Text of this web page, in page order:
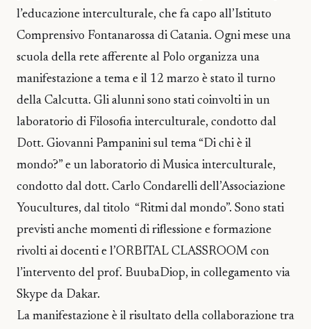
l’educazione interculturale, che fa capo all’Istituto
Comprensivo Fontanarossa di Catania. Ogni mese una
scuola della rete afferente al Polo organizza una
manifestazione a tema e il 12 marzo è stato il turno
della Calcutta. Gli alunni sono stati coinvolti in un
laboratorio di Filosofia interculturale, condotto dal
Dott. Giovanni Pampanini sul tema “Di chi è il
mondo?” e un laboratorio di Musica interculturale,
condotto dal dott. Carlo Condarelli dell’Associazione
Youcultures, dal titolo “Ritmi dal mondo”. Sono stati
previsti anche momenti di riflessione e formazione
rivolti ai docenti e l’ORBITAL CLASSROOM con
l’intervento del prof. BuubaDiop, in collegamento via
Skype da Dakar.
La manifestazione è il risultato della collaborazione tra